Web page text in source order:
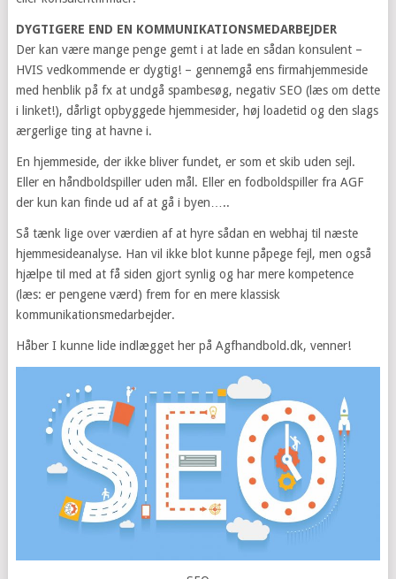
DYGTIGERE END EN KOMMUNIKATIONSMEDARBEJDER
Der kan være mange penge gemt i at lade en sådan konsulent –
HVIS vedkommende er dygtig! – gennemgå ens firmahjemmeside
med henblik på fx at undgå spambesøg, negativ SEO (læs om dette
i linket!), dårligt opbyggede hjemmesider, høj loadetid og den slags
ærgerlige ting at havne i.
En hjemmeside, der ikke bliver fundet, er som et skib uden sejl.
Eller en håndboldspiller uden mål. Eller en fodboldspiller fra AGF
der kun kan finde ud af at gå i byen…..
Så tænk lige over værdien af at hyre sådan en webhaj til næste
hjemmesideanalyse. Han vil ikke blot kunne påpege fejl, men også
hjælpe til med at få siden gjort synlig og har mere kompetence
(læs: er pengene værd) frem for en mere klassisk
kommunikationsmedarbejder.
Håber I kunne lide indlægget her på Agfhandbold.dk, venner!